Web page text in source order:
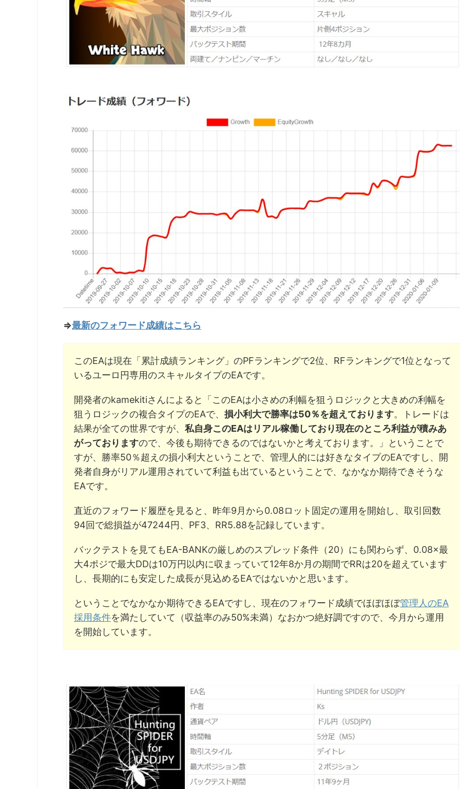
⇒最新のフォワード成績はこちら
このEAは現在「累計成績ランキング」のPFランキングで2位、RFランキングで1位となって
いるユーロ円専用のスキャルタイプのEAです。
開発者のkamekitiさんによると「このEAは小さめの利幅を狙うロジックと大きめの利幅を
狙うロジックの複合タイプのEAで、 損小利大で勝率は50％を超えております。トレードは
結果が全ての世界ですが、 私自身このEAはリアル稼働しており現在のところ利益が積みあ
がっておりますので、今後も期待できるのではないかと考えております。」ということで
すが、勝率50％超えの損小利大ということで、管理人的には好きなタイプのEAですし、開
発者自身がリアル運用されていて利益も出ているということで、なかなか期待できそうな
EAです。
直近のフォワード履歴を見ると、昨年9月から0.08ロット固定の運用を開始し、取引回数
94回で総損益が47244円、PF3、RR5.88を記録しています。
バックテストを見てもEA-BANKの厳しめのスプレッド条件（20）にも関わらず、0.08×最
大4ポジで最大DDは10万円以内に収まっていて12年8か月の期間でRRは20を超えています
し、長期的にも安定した成長が見込めるEAではないかと思います。
ということでなかなか期待できるEAですし、現在のフォワード成績でほぼほぼ管理人のEA
採用条件を満たしていて（収益率のみ50%未満）なおかつ絶好調ですので、今月から運用
を開始しています。